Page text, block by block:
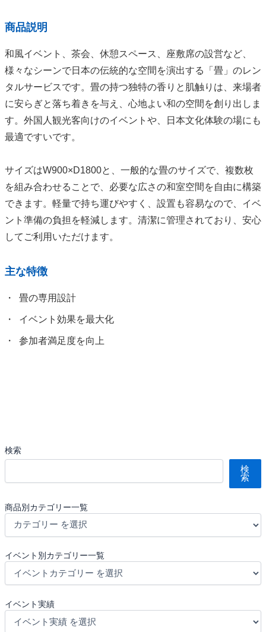
商品説明
和風イベント、茶会、休憩スペース、座敷席の設営など、
様々なシーンで日本の伝統的な空間を演出する「畳」のレン
タルサービスです。畳の持つ独特の香りと肌触りは、来場者
に安らぎと落ち着きを与え、心地よい和の空間を創り出しま
す。外国人観光客向けのイベントや、日本文化体験の場にも
最適ですいです。
サイズはW900×D1800と、一般的な畳のサイズで、複数枚
を組み合わせることで、必要な広さの和室空間を自由に構築
できます。軽量で持ち運びやすく、設置も容易なので、イベ
ント準備の負担を軽減します。清潔に管理されており、安心
してご利用いただけます。
主な特徴
畳の専用設計
イベント効果を最大化
参加者満足度を向上
検索
検
索
商品別カテゴリー一覧
イベント別カテゴリー一覧
イベント実績